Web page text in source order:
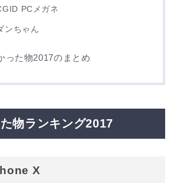
PCメガネ
ンちゃん
った物2017のまとめ
物ランキング2017
X